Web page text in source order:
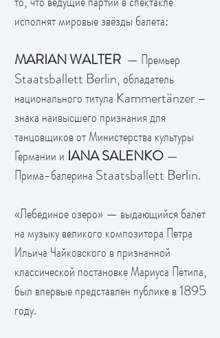
исполнят мировые звёзды балета:
MARIAN WALTER — Премьер
Staatsballett Berlin, обладатель
национального титула Kammertänzer –
знака наивысшего признания для
танцовщиков от Министерства культуры
Германии и IANA SALENKO —
Прима-балерина Staatsballett Berlin.
«Лебединое озеро» — выдающийся балет
на музыку великого композитора Петра
Ильича Чайковского в признанной
классической постановке Мариуса Петипа,
был впервые представлен публике в 1895
году.